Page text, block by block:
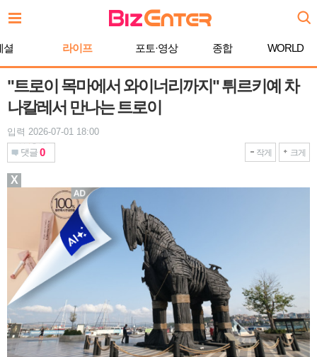
문
로셜 라이프 포토·영상 종합 WORLD
"트로이 목마에서 와이너리까지" 튀르키예 차
나칼레서 만나는 트로이
입력 2026-07-01 18:00
댓글 0 작게 크게
X